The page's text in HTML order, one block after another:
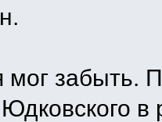
мог забыть.
в